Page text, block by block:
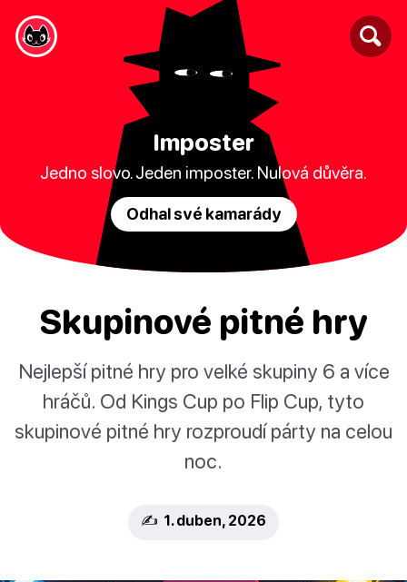
Imposter
Jedno slovo. Jeden imposter. Nulová důvěra.
Odhal své kamarády
Skupinové pitné hry
Nejlepší pitné hry pro velké skupiny 6 a více
hráčů. Od Kings Cup po Flip Cup, tyto
skupinové pitné hry rozproudí párty na celou
noc.
✍️ 1. duben, 2026